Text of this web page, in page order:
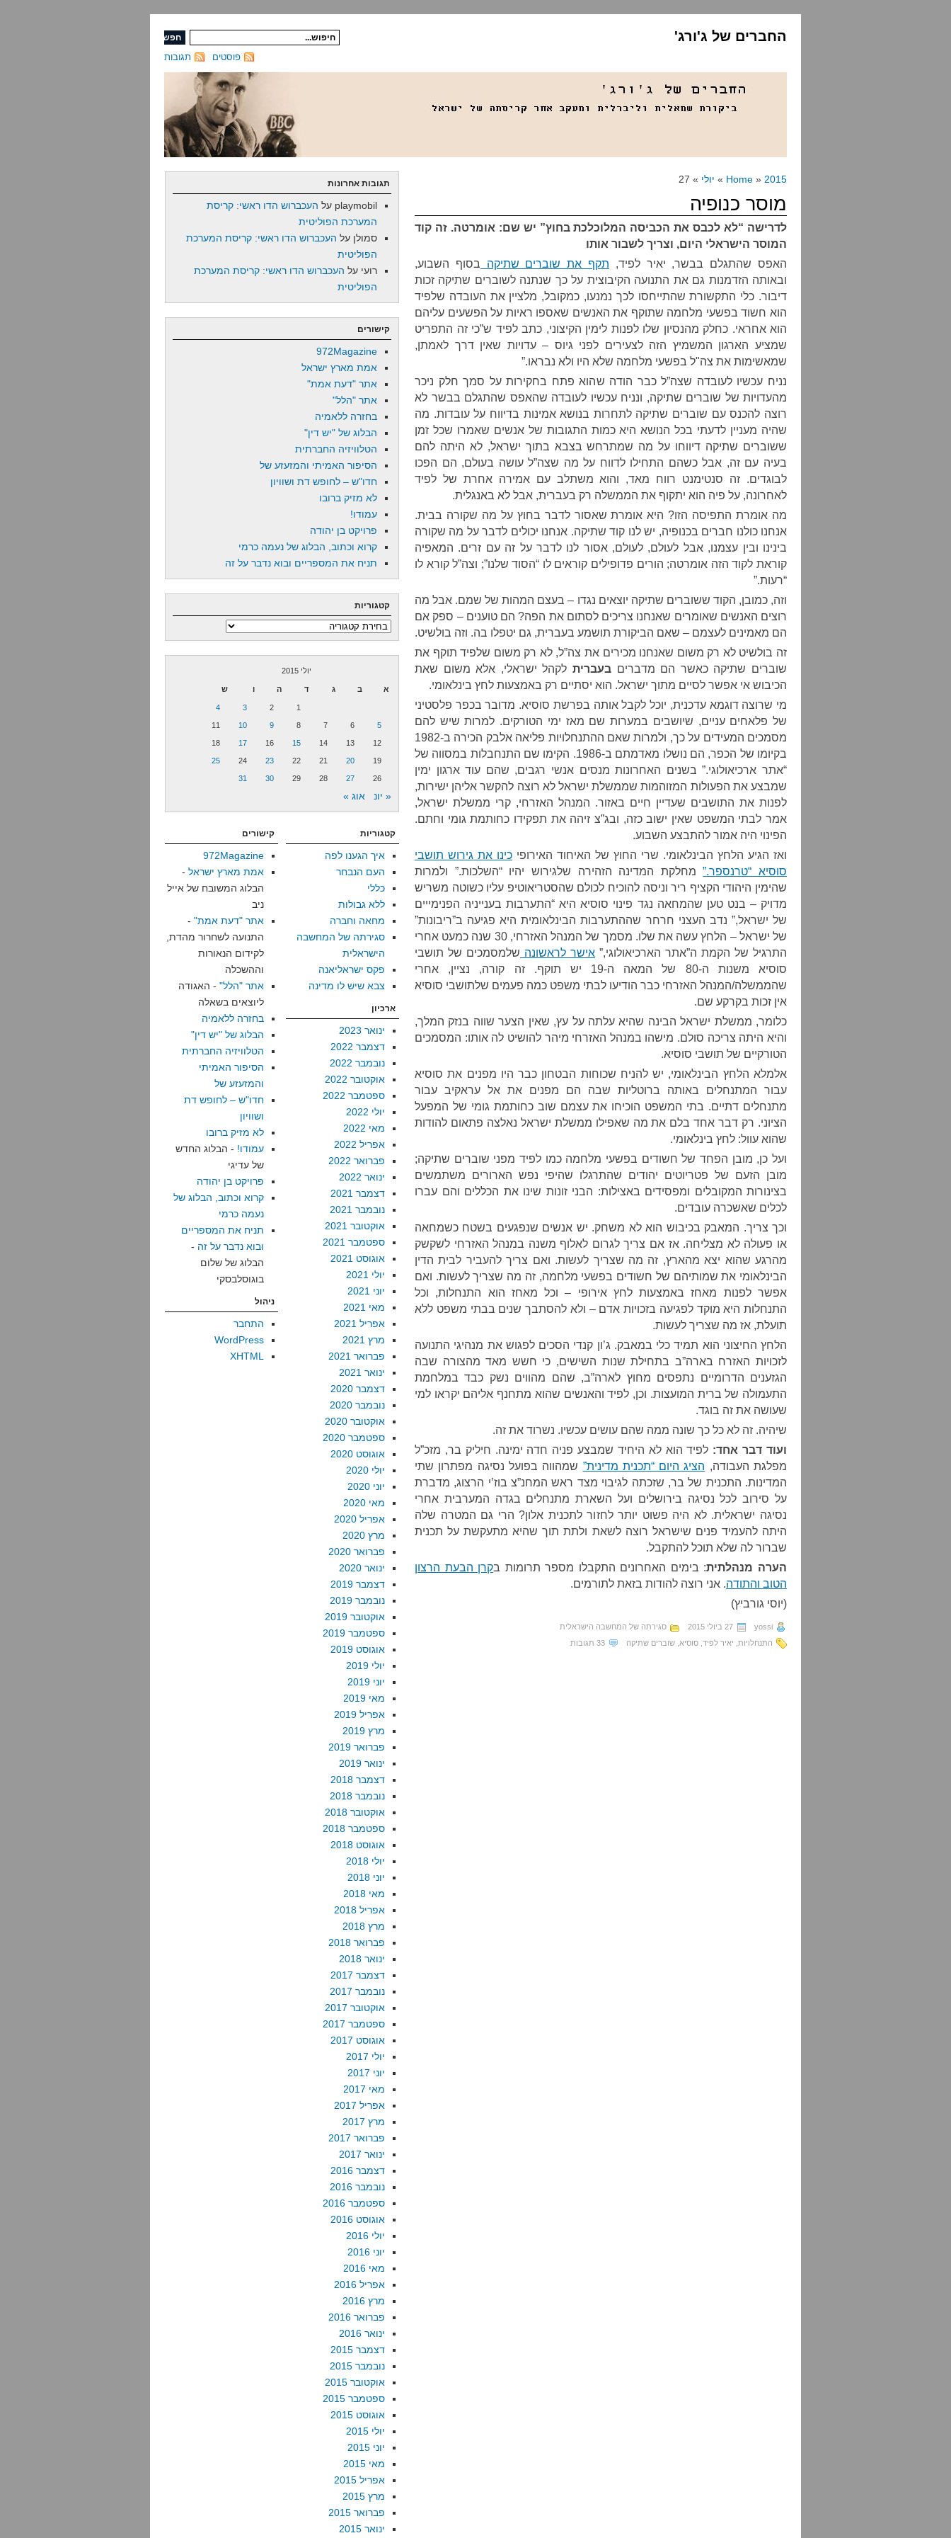
החברים של ג'ורג'
תגובות פוסטים
Home » 2015
» יולי » 27
מוסר כנופיה
לדרישה “לא לכבס את הכביסה המלוכלכת בחוץ” יש שם: אומרטה. זה קוד
המוסר הישראלי היום, וצריך לשבור אותו
האפס שהתגלם בבשר, יאיר לפיד, תקף את שוברים שתיקה בסוף השבוע,
ובאותה הזדמנות גם את התנועה הקיבוצית על כך שנתנה לשוברים שתיקה זכות
דיבור. כלי התקשורת שהתייחסו לכך נמנעו, כמקובל, מלציין את העובדה שלפיד
הוא חשוד בפשעי מלחמה שתוקף את האנשים שאספו ראיות על הפשעים עליהם
הוא אחראי. כחלק מהנסיון שלו לפנות לימין הקיצוני, כתב לפיד ש”כי זה התפריט
שמציע הארגון המשמיץ הזה לצעירים לפני גיוס – עדויות שאין דרך לאמתן,
שמאשימות את צה"ל בפשעי מלחמה שלא היו ולא נבראו.”
נניח עכשיו לעובדה שצה”ל כבר הודה שהוא פתח בחקירות על סמך חלק ניכר
מהעדויות של שוברים שתיקה, ונניח עכשיו לעובדה שהאפס שהתגלם בבשר לא
רוצה להכנס עם שוברים שתיקה לתחרות בנושא אמינות בדיווח על עובדות. מה
שהיה מעניין לדעתי בכל הנושא היא כמות התגובות של אנשים שאמרו שכל זמן
ששוברים שתיקה דיווחו על מה שמתרחש בצבא בתוך ישראל, לא היתה להם
בעיה עם זה, אבל כשהם התחילו לדווח על מה שצה”ל עושה בעולם, הם הפכו
לבוגדים. זה סנטימנט רווח מאד, והוא משתלב עם אמירה אחרת של לפיד
לאחרונה, על פיה הוא יתקוף את הממשלה רק בעברית, אבל לא באנגלית.
מה אומרת התפיסה הזו? היא אומרת שאסור לדבר בחוץ על מה שקורה בבית.
אנחנו כולנו חברים בכנופיה, יש לנו קוד שתיקה. אנחנו יכולים לדבר על מה שקורה
בינינו ובין עצמנו, אבל לעולם, לעולם, אסור לנו לדבר על זה עם זרים. המאפיה
קוראת לקוד הזה אומרטה; הורים פדופילים קוראים לו “הסוד שלנו”; וצה”ל קורא לו
“רעות.”
וזה, כמובן, הקוד ששוברים שתיקה יוצאים נגדו – בעצם המהות של שמם. אבל מה
רוצים האנשים שאומרים שאנחנו צריכים לסתום את הפה? הם טוענים – ספק אם
הם מאמינים לעצמם – שאם הביקורת תושמע בעברית, גם יטפלו בה. וזה בולשיט.
זה בולשיט לא רק משום שאנחנו מכירים את צה”ל, לא רק משום שלפיד תוקף את
שוברים שתיקה כאשר הם מדברים בעברית לקהל ישראלי, אלא משום שאת
הכיבוש אי אפשר לסיים מתוך ישראל. הוא יסתיים רק באמצעות לחץ בינלאומי.
מי שרוצה דוגמא עדכנית, יוכל לקבל אותה בפרשת סוסיא. מדובר בכפר פלסטיני
של פלאחים עניים, שיושבים במערות שם מאז ימי הטורקים. למרות שיש להם
מסמכים המעידים על כך, ולמרות שאם ההתנחלויות פליאה אלבק הכירה ב-1982
בקיומו של הכפר, הם נושלו מאדמתם ב-1986. הקימו שם התנחבלות במסווה של
“אתר ארכיאולוגי.” בשנים האחרונות מנסים אנשי רגבים, שהם עוד ארגון ימין
שמבצע את הפעולות המזוהמות שממשלת ישראל לא רוצה להקשר אליהן ישירות,
לפנות את התושבים שעדיין חיים באזור. המנהל האזרחי, קרי ממשלת ישראל,
אמר לבתי המשפט שאין ישוב כזה, ובג”צ זיהה את תפקידו כחותמת גומי וחתם.
הפינוי היה אמור להתבצע השבוע.
ואז הגיע הלחץ הבינלאומי. שרי החוץ של האיחוד האירופי כינו את גירוש תושבי
סוסיא “טרנספר.”מחלקת המדינה הזהירה שלגירוש יהיו “השלכות.” ולמרות
שהימין היהודי הקציף ריר וניסה להוכיח לכולם שהסטריאוטיפ עליו כשוטה משריש
מדויק – בנט טען שהמחאה נגד פינוי סוסיא היא “התערבות בענייניה הפנימייים
של ישראל,” נדב העצני חרחר שההתערבות הבינלאומית היא פגיעה ב”ריבונות”
של ישראל – הלחץ עשה את שלו. מסמך של המנהל האזרחי, 30 שנה כמעט אחרי
התרגיל של הקמת ה”אתר הארכיאולוגי,” אישר לראשונה שלמסמכים של תושבי
סוסיא משנות ה-80 של המאה ה-19 יש תוקף. זה קורה, נציין, אחרי
שהממשלה/המנהל האזרחי כבר הודיעו לבתי משפט כמה פעמים שלתושבי סוסיא
אין זכות בקרקע שם.
כלומר, ממשלת ישראל הבינה שהיא עלתה על עץ, שאין הצער שווה בנזק המלך,
והיא היתה צריכה סולם. מישהו במנהל האזרחי מיהר להושיט לה אותו: המסמכים
הטורקיים של תושבי סוסיא.
אלמלא הלחץ הבינלאומי, יש להניח שכוחות הבטחון כבר היו מפנים את סוסיא
עבור המתנחלים באותה ברוטליות שבה הם מפנים את אל עראקיב עבור
מתנחלים דתיים. בתי המשפט הוכיחו את עצמם שוב כחותמת גומי של המפעל
הציוני. רק דבר אחד בלם את מה שאפילו ממשלת ישראל נאלצה פתאום להודות
שהוא עוול: לחץ בינלאומי.
ועל כן, מובן הפחד של חשודים בפשעי מלחמה כמו לפיד מפני שוברים שתיקה;
מובן הזעם של פטריוטים יהודים שהתרגלו שהיפי נפש הארורים משתמשים
בצינורות המקובלים ומפסידים באצילות: הבני זונות שינו את הכללים והם עברו
לכלים שאשכרה עובדים.
וכך צריך. המאבק בכיבוש הוא לא משחק. יש אנשים שנפגעים בשטח כשמחאה
או פעולה לא מצליחה. אז אם צריך לגרום לאלוף משנה במנהל האזרחי לשקשק
מהרגע שהוא יצא מהארץ, זה מה שצריך לעשות. ואם צריך להעביר לבית הדין
הבינלאומי את שמותיהם של חשודים בפשעי מלחמה, זה מה שצריך לעשות. ואם
אפשר לפנות מאחז באמצעות לחץ אירופי – וכל מאחז הוא התנחלות, וכל
התנחלות היא מוקד לפגיעה בזכויות אדם – ולא להסתבך שנים בבתי משפט ללא
תועלת, אז מה שצריך לעשות.
הלחץ החיצוני הוא תמיד כלי במאבק. ג’ון קנדי הסכים לפגוש את מנהיגי התנועה
לזכויות האזרח בארה”ב בתחילת שנות השישים, כי חשש מאד מהצורה שבה
הגזענים הדרומיים נתפסים מחוץ לארה”ב, שהם מהווים נשק כבד במלחמת
התעמולה של ברית המועצות. וכן, לפיד והאנשים שהוא מתחנף אליהם יקראו למי
שעושה את זה בוגד.
שיהיה. זה לא כל כך שונה ממה שהם עושים עכשיו. נשרוד את זה.
ועוד דבר אחד: לפיד הוא לא היחיד שמבצע פניה חדה ימינה. חיליק בר, מזכ”ל
מפלגת העבודה, הציג היום “תכנית מדינית” שמהווה בפועל נסיגה מפתרון שתי
המדינות. התכנית של בר, שזכתה לגיבוי מצד ראש המחנ”צ בוז’י הרצוג, מדברת
על סירוב לכל נסיגה בירושלים ועל השארת מתנחלים בגדה המערבית אחרי
נסיגה ישראלית. לא היה פשוט יותר לחזור לתכנית אלון? הרי גם המטרה שלה
היתה להעמיד פנים שישראל רוצה לשאת ולתת תוך שהיא מתעקשת על תכנית
שברור לה שלא תוכל להתקבל.
הערה מנהלתית: בימים האחרונים התקבלו מספר תרומות בקרן הבעת הרצון
הטוב והתודה. אני רוצה להודות בזאת לתורמים.
(יוסי גורביץ)
yossi 27 ביולי 2015
סגירתה של המחשבה הישראלית
התנחלויות יאיר לפיד סוסיא שוברים שתיקה 33 תגובות
תגובות אחרונות
playmobil על העכברוש הדו ראשי: קריסת
המערכת הפוליטית
סמולן על העכברוש הדו ראשי: קריסת המערכת
הפוליטית
רועי על העכברוש הדו ראשי: קריסת המערכת
הפוליטית
קישורים
972Magazine
אמת מארץ ישראל
אתר "דעת אמת"
אתר "הלל"
בחזרה ללאמיה
הבלוג של "יש דין"
הטלוויזיה החברתית
הסיפור האמיתי והמזעזע של
חדו"ש – לחופש דת ושוויון
לא מזיק ברובו
עמודו!
פרויקט בן יהודה
קרוא וכתוב, הבלוג של נעמה כרמי
תניח את המספריים ובוא נדבר על זה
קטגוריות
קטגוריות
יולי 2015
א ב ג ד ה ו ש
1
2
3
4
5
6
7
8
9
10
11
12
13
14
15
16
17
18
19
20
21
22
23
24
25
26
27
28
29
30
31
« יונ אוג »
קטגוריות
איך הגענו לפה
העם הנבחר
כללי
ללא גבולות
מחאה וחברה
סגירתה של המחשבה
הישראלית
פקס ישראליאנה
צבא שיש לו מדינה
ארכיון
ינואר 2023
דצמבר 2022
נובמבר 2022
אוקטובר 2022
ספטמבר 2022
יולי 2022
מאי 2022
אפריל 2022
פברואר 2022
ינואר 2022
דצמבר 2021
נובמבר 2021
אוקטובר 2021
ספטמבר 2021
אוגוסט 2021
יולי 2021
יוני 2021
מאי 2021
אפריל 2021
מרץ 2021
פברואר 2021
ינואר 2021
דצמבר 2020
נובמבר 2020
אוקטובר 2020
ספטמבר 2020
אוגוסט 2020
יולי 2020
יוני 2020
מאי 2020
אפריל 2020
מרץ 2020
פברואר 2020
ינואר 2020
דצמבר 2019
נובמבר 2019
אוקטובר 2019
ספטמבר 2019
אוגוסט 2019
יולי 2019
יוני 2019
מאי 2019
אפריל 2019
מרץ 2019
פברואר 2019
ינואר 2019
דצמבר 2018
נובמבר 2018
אוקטובר 2018
ספטמבר 2018
אוגוסט 2018
יולי 2018
יוני 2018
מאי 2018
אפריל 2018
מרץ 2018
פברואר 2018
ינואר 2018
דצמבר 2017
נובמבר 2017
אוקטובר 2017
ספטמבר 2017
אוגוסט 2017
יולי 2017
יוני 2017
מאי 2017
אפריל 2017
מרץ 2017
פברואר 2017
ינואר 2017
דצמבר 2016
נובמבר 2016
ספטמבר 2016
אוגוסט 2016
יולי 2016
יוני 2016
מאי 2016
אפריל 2016
מרץ 2016
פברואר 2016
ינואר 2016
דצמבר 2015
נובמבר 2015
אוקטובר 2015
ספטמבר 2015
אוגוסט 2015
יולי 2015
יוני 2015
מאי 2015
אפריל 2015
מרץ 2015
פברואר 2015
ינואר 2015
קישורים
972Magazine
אמת מארץ ישראל -
הבלוג המשובח של אייל
ניב
אתר "דעת אמת" -
התנועה לשחרור מהדת,
לקידום הנאורות
וההשכלה
אתר "הלל" - האגודה
ליוצאים בשאלה
בחזרה ללאמיה
הבלוג של "יש דין"
הטלוויזיה החברתית
הסיפור האמיתי
והמזעזע של
חדו"ש – לחופש דת
ושוויון
לא מזיק ברובו
עמודו! - הבלוג החדש
של עדיגי
פרויקט בן יהודה
קרוא וכתוב, הבלוג של
נעמה כרמי
תניח את המספריים
ובוא נדבר על זה -
הבלוג של שלום
בוגוסלבסקי
ניהול
התחבר
WordPress
XHTML